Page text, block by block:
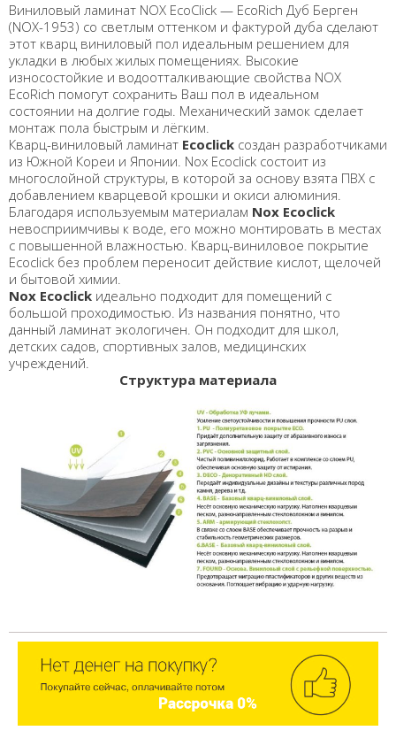
Виниловый ламинат NOX EcoClick — EcoRich Дуб Берген
(NOX-1953) cо светлым оттенком и фактурой дуба сделают
этот кварц виниловый пол идеальным решением для
укладки в любых жилых помещениях. Высокие
износостойкие и водоотталкивающие свойства NOX
EcoRich помогут сохранить Ваш пол в идеальном
состоянии на долгие годы. Механический замок сделает
монтаж пола быстрым и лёгким.
Кварц-виниловый ламинат Ecoclick создан разработчиками
из Южной Кореи и Японии. Nox Ecoclick состоит из
многослойной структуры, в которой за основу взята ПВХ с
добавлением кварцевой крошки и окиси алюминия.
Благодаря используемым материалам Nox Ecoclick
невосприимчивы к воде, его можно монтировать в местах
с повышенной влажностью. Кварц-виниловое покрытие
Ecoclick без проблем переносит действие кислот, щелочей
и бытовой химии.
Nox Ecoclick идеально подходит для помещений с
большой проходимостью. Из названия понятно, что
данный ламинат экологичен. Он подходит для школ,
детских садов, спортивных залов, медицинских
учреждений.
Структура материала